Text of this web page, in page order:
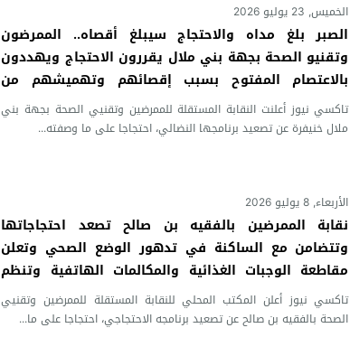
الخميس, 23 يوليو 2026
الصبر بلغ مداه والاحتجاج سيبلغ أقصاه.. الممرضون
وتقنيو الصحة بجهة بني ملال يقررون الاحتجاج ويهددون
بالاعتصام المفتوح بسبب إقصائهم وتهميشهم من
التعويضات
تاكسي نيوز أعلنت النقابة المستقلة للممرضين وتقنيي الصحة بجهة بني
ملال خنيفرة عن تصعيد برنامجها النضالي، احتجاجا على ما وصفته...
الأربعاء, 8 يوليو 2026
نقابة الممرضين بالفقيه بن صالح تصعد احتجاجاتها
وتتضامن مع الساكنة في تدهور الوضع الصحي وتعلن
مقاطعة الوجبات الغذائية والمكالمات الهاتفية وتنظم
وقفة إنذارية بسبب “تماطل” إدارة المستشفى
تاكسي نيوز أعلن المكتب المحلي للنقابة المستقلة للممرضين وتقنيي
الصحة بالفقيه بن صالح عن تصعيد برنامجه الاحتجاجي، احتجاجا على ما...